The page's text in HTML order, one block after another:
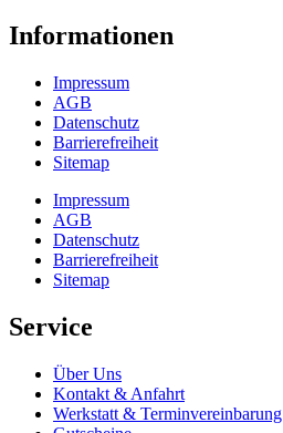
Informationen
Impressum
AGB
Datenschutz
Barrierefreiheit
Sitemap
Impressum
AGB
Datenschutz
Barrierefreiheit
Sitemap
Service
Über Uns
Kontakt & Anfahrt
Werkstatt & Terminvereinbarung